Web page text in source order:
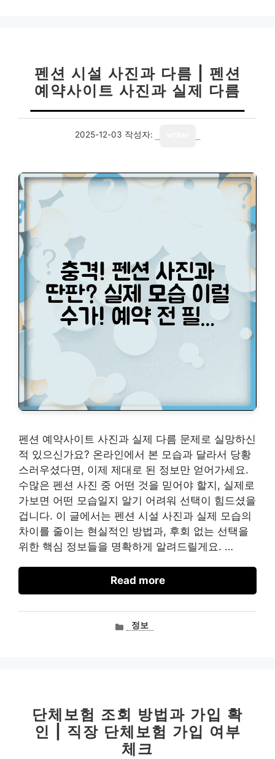
펜션 시설 사진과 다름 | 펜션
예약사이트 사진과 실제 다름
2025-12-03 작성자:
펜션 예약사이트 사진과 실제 다름 문제로 실망하신
적 있으신가요? 온라인에서 본 모습과 달라서 당황
스러우셨다면, 이제 제대로 된 정보만 얻어가세요.
수많은 펜션 사진 중 어떤 것을 믿어야 할지, 실제로
가보면 어떤 모습일지 알기 어려워 선택이 힘드셨을
겁니다. 이 글에서는 펜션 시설 사진과 실제 모습의
차이를 줄이는 현실적인 방법과, 후회 없는 선택을
위한 핵심 정보들을 명확하게 알려드릴게요. …
Read more
카정보
단체보험 조회 방법과 가입 확
인 | 직장 단체보험 가입 여부
체크